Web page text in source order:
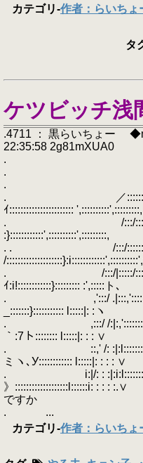
カテゴリ-作者：らいち
タ
ケツビッチ
.4711 ： 黒らいちょー
22:35:58 2g81mXUA0
.
.
.
. ／:::::::::/::::/
ｲ::::::::::::::::::::::: ',::::::::::',:::::::::,
. /:::/::::::/::::/
:}::::::::::::',::::::::::',:::::::::,
. . /:::/::::::/::::::l:::/
/
. /:::/|:::::/::::::: l/
ｲ:i!::::::::::::}::::::::: :',:::::ト､
. ,':::/ .|:::,':::: ::::
_:::::::}::::::::::: l:::::|: :ヽ
. ,:::/ /:|:,'::::::::::::
｀:7ト:::::::: l:::::|: : : ∨
. ::,' /: :|:l:::::::::::
ミヽ､У:::::::::::: l:::::|: : : : ∨
. i:|/: :
》:::::::::::::::::::l::::::i: : : :
ですか
. ...
カテゴリ-作者：らいち